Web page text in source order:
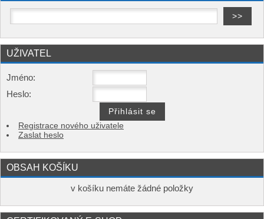
UŽIVATEL
Jméno:
Heslo:
Registrace nového uživatele
Zaslat heslo
OBSAH KOŠÍKU
v košíku nemáte žádné položky